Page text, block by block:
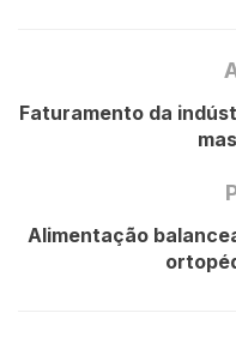
Faturamento da
Alimentação